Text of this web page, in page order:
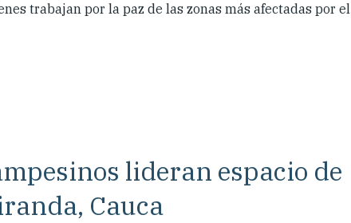
trabajan por la paz de las zonas más afectadas por el
lideran espacio de
Cauca